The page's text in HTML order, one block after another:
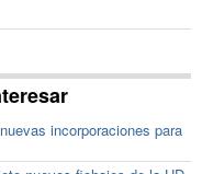
incorporaciones para